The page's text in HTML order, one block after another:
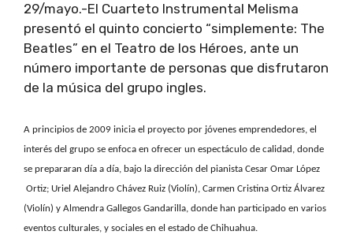
29/mayo.-El Cuarteto Instrumental Melisma
presentó el quinto concierto “simplemente: The
Beatles” en el Teatro de los Héroes, ante un
número importante de personas que disfrutaron
de la música del grupo ingles.
A principios de 2009 inicia el proyecto por jóvenes emprendedores, el
interés del grupo se enfoca en ofrecer un espectáculo de calidad, donde
se prepararan día a día, bajo la dirección del pianista Cesar Omar López
Ortiz; Uriel Alejandro Chávez Ruiz (Violín), Carmen Cristina Ortiz Álvarez
(Violín) y Almendra Gallegos Gandarilla, donde han participado en varios
eventos culturales, y sociales en el estado de Chihuahua.